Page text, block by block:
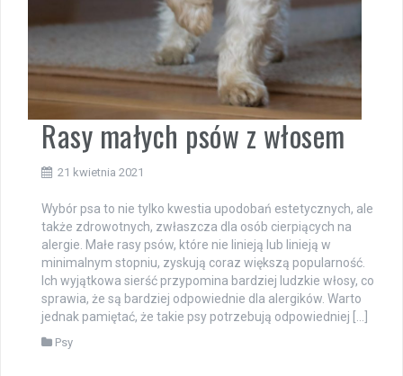
Rasy małych psów z włosem
21 kwietnia 2021
Wybór psa to nie tylko kwestia upodobań estetycznych, ale
także zdrowotnych, zwłaszcza dla osób cierpiących na
alergie. Małe rasy psów, które nie linieją lub linieją w
minimalnym stopniu, zyskują coraz większą popularność.
Ich wyjątkowa sierść przypomina bardziej ludzkie włosy, co
sprawia, że są bardziej odpowiednie dla alergików. Warto
jednak pamiętać, że takie psy potrzebują odpowiedniej […]
Psy